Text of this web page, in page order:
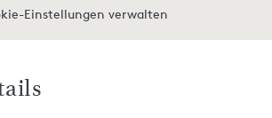
Einstellungen verwalten